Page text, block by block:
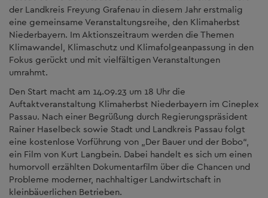
der Landkreis Freyung Grafenau in diesem Jahr erstmalig
eine gemeinsame Veranstaltungsreihe, den Klimaherbst
Niederbayern. Im Aktionszeitraum werden die Themen
Klimawandel, Klimaschutz und Klimafolgeanpassung in den
Fokus gerückt und mit vielfältigen Veranstaltungen
umrahmt.
Den Start macht am 14.09.23 um 18 Uhr die
Auftaktveranstaltung Klimaherbst Niederbayern im Cineplex
Passau. Nach einer Begrüßung durch Regierungspräsident
Rainer Haselbeck sowie Stadt und Landkreis Passau folgt
eine kostenlose Vorführung von „Der Bauer und der Bobo“,
ein Film von Kurt Langbein. Dabei handelt es sich um einen
humorvoll erzählten Dokumentarfilm über die Chancen und
Probleme moderner, nachhaltiger Landwirtschaft in
kleinbäuerlichen Betrieben.